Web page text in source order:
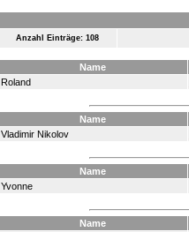
Anzahl Einträge: 108
Name
Roland
Name
Vladimir Nikolov
Name
Yvonne
Name